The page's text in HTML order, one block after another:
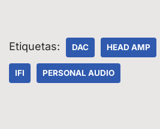
Etiquetas: DAC HEAD AMP
IFI PERSONAL AUDIO